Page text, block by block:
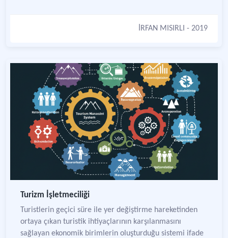
İRFAN MISIRLI - 2019
Turizm İşletmeciliği
Turistlerin geçici süre ile yer değiştirme hareketinden
ortaya çıkan turistik ihtiyaçlarının karşılanmasını
sağlayan ekonomik birimlerin oluşturduğu sistemi ifade